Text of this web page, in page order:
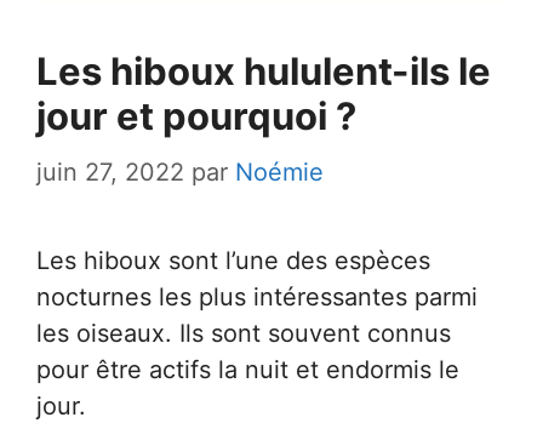
Les hiboux hululent-ils le
jour et pourquoi ?
juin 27, 2022 par Noémie
Les hiboux sont l’une des espèces
nocturnes les plus intéressantes parmi
les oiseaux. Ils sont souvent connus
pour être actifs la nuit et endormis le
jour.